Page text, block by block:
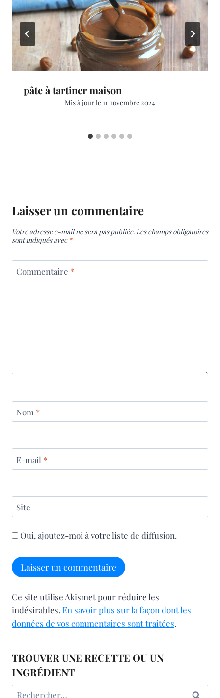
pâte à tartiner maison
Mis à jour le 11 novembre 2024
Laisser un commentaire
Votre adresse e-mail ne sera pas publiée. Les champs obligatoires
sont indiqués avec *
Commentaire *
Nom *
E-mail *
Site
Oui, ajoutez-moi à votre liste de diffusion.
Ce site utilise Akismet pour réduire les
indésirables. En savoir plus sur la façon dont les
données de vos commentaires sont traitées.
TROUVER UNE RECETTE OU UN
INGRÉDIENT
Rechercher :